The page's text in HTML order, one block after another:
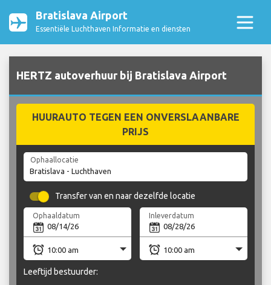
Bratislava Airport
Essentiële Luchthaven Informatie en diensten
HERTZ autoverhuur bij Bratislava Airport
HUURAUTO TEGEN EEN ONVERSLAANBARE
PRIJS
Ophaallocatie
Transfer van en naar dezelfde locatie
Ophaaldatum Inleverdatum
Leeftijd bestuurder: